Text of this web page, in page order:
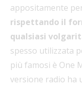
appositamente
rispettando il
qualsiasi
spesso utilizzata
più famosi è One
versione radio ha